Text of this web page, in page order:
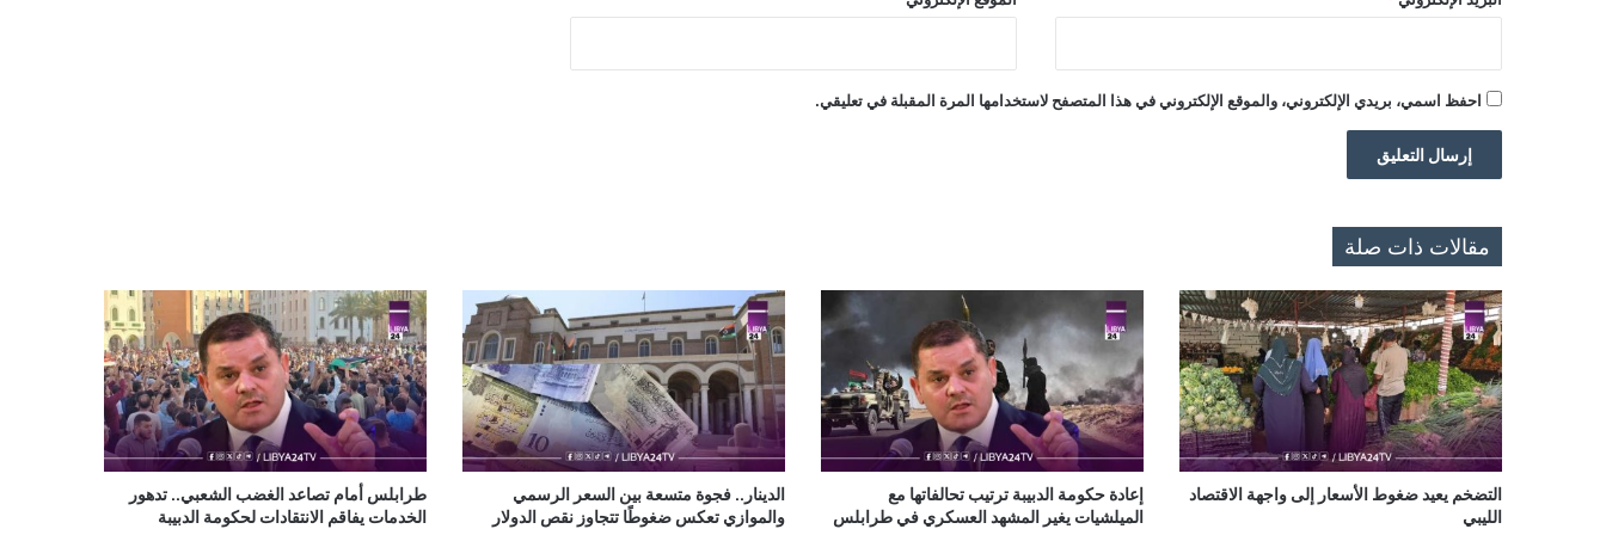
احفظ اسمي، بريدي الإلكتروني، والموقع الإلكتروني في هذا المتصفح لاستخدامها المرة المقبلة في تعليقي.
مقالات ذات صلة
التضخم يعيد ضغوط الأسعار إلى واجهة الاقتصاد
الليبي
إعادة حكومة الدبيبة ترتيب تحالفاتها مع
الميلشيات يغير المشهد العسكري في طرابلس
الدينار.. فجوة متسعة بين السعر الرسمي
والموازي تعكس ضغوطًا تتجاوز نقص الدولار
طرابلس أمام تصاعد الغضب الشعبي.. تدهور
الخدمات يفاقم الانتقادات لحكومة الدبيبة